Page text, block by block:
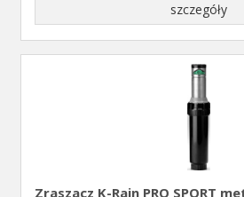
szczegóły
Zraszacz K-Rain PRO SPORT